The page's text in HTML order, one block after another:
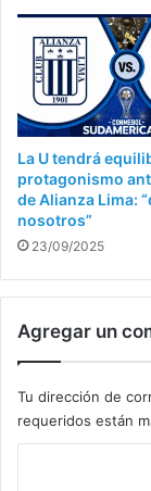
La U tendrá
protagonismo
de Alianza Lima:
nosotros”
23/09/2025
Agregar un
Tu dirección de
requeridos están